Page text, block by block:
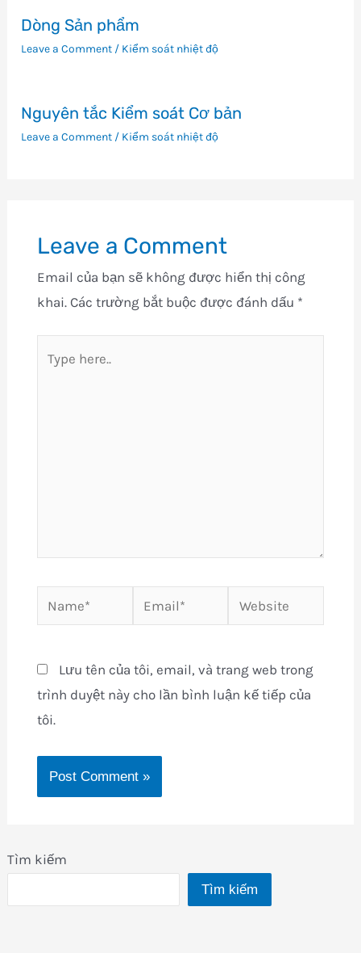
Tìm kiếm
Tìm kiếm
Dòng Sản phẩm
Leave a Comment / Kiểm soát nhiệt độ
Nguyên tắc Kiểm soát Cơ bản
Leave a Comment / Kiểm soát nhiệt độ
Leave a Comment
Email của bạn sẽ không được hiển thị công
khai. Các trường bắt buộc được đánh dấu *
here..
Name* Email* Website
Lưu tên của tôi, email, và trang web trong
trình duyệt này cho lần bình luận kế tiếp của
tôi.